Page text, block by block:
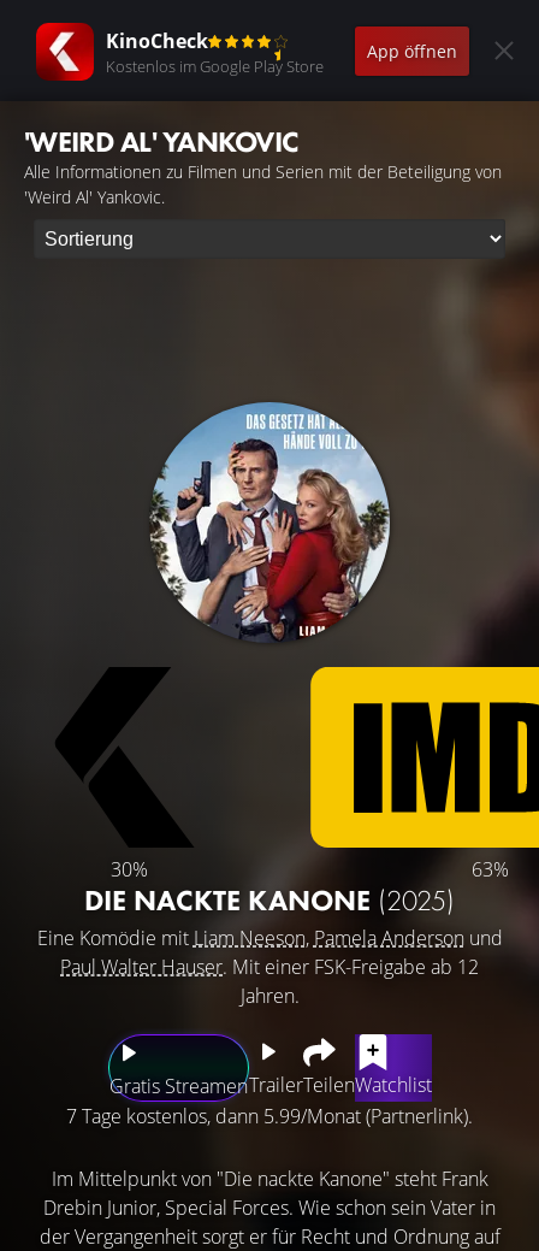
KinoCheck
Kostenlos im Google Play Store
App öffnen
'WEIRD AL' YANKOVIC
Alle Informationen zu Filmen und Serien mit der Beteiligung von
'Weird Al' Yankovic.
30% 63%
DIE NACKTE KANONE (2025)
Eine Komödie mit Liam Neeson, Pamela Anderson und
Paul Walter Hauser. Mit einer FSK-Freigabe ab 12
Jahren.
Gratis StreamenTrailerTeilenWatchlist
7 Tage kostenlos, dann 5.99/Monat (Partnerlink).
Im Mittelpunkt von "Die nackte Kanone" steht Frank
Drebin Junior, Special Forces. Wie schon sein Vater in
der Vergangenheit sorgt er für Recht und Ordnung auf